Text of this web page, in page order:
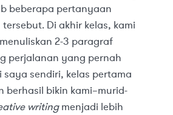
beberapa pertanyaan
Di akhir kelas, kami
2-3 paragraf
perjalanan yang pernah
saya sendiri, kelas pertama
berhasil bikin kami–murid-
writingmenjadi lebih